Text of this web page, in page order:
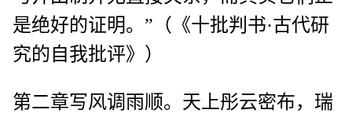
是绝好的证明。”（《十批判书·古代研
究的自我批评》）
第二章写风调雨顺。天上彤云密布，瑞